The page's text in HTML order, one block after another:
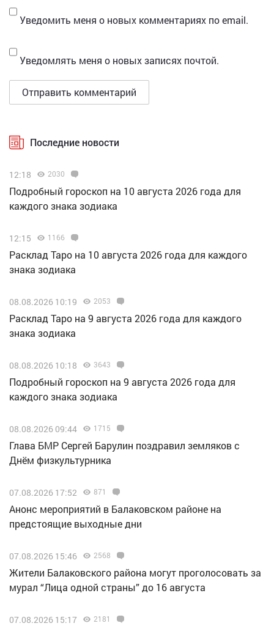
Уведомить меня о новых комментариях по email.
Уведомлять меня о новых записях почтой.
Последние новости
12:18 2030
Подробный гороскоп на 10 августа 2026 года для
каждого знака зодиака
12:15 1166
Расклад Таро на 10 августа 2026 года для каждого
знака зодиака
08.08.2026 10:19 2053
Расклад Таро на 9 августа 2026 года для каждого
знака зодиака
08.08.2026 10:18 3643
Подробный гороскоп на 9 августа 2026 года для
каждого знака зодиака
08.08.2026 09:44 1715
Глава БМР Сергей Барулин поздравил земляков с
Днём физкультурника
07.08.2026 17:52 871
Анонс мероприятий в Балаковском районе на
предстоящие выходные дни
07.08.2026 15:46 2568
Жители Балаковского района могут проголосовать за
мурал “Лица одной страны” до 16 августа
07.08.2026 15:17 2181